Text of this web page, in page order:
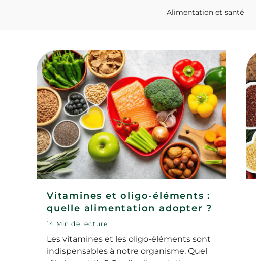
Alimentation et santé
Vitamines et oligo-éléments :
quelle alimentation adopter ?
14 Min de lecture
Les vitamines et les oligo-éléments sont
indispensables à notre organisme. Quel